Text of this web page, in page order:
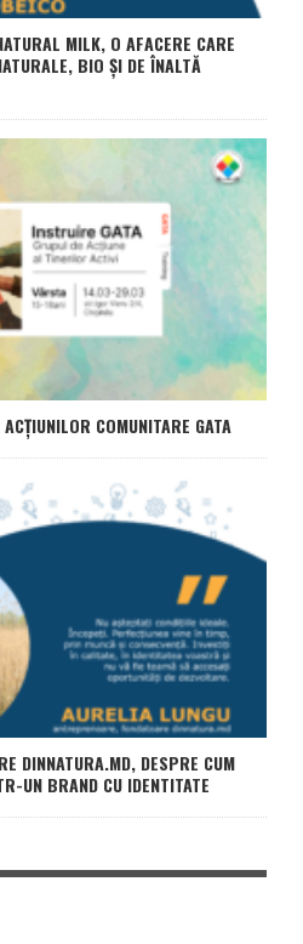
MILK, O AFACERE CARE
BIO ȘI DE ÎNALTĂ
COMUNITARE GATA
DINNATURA.MD, DESPRE CUM
UN BRAND CU IDENTITATE